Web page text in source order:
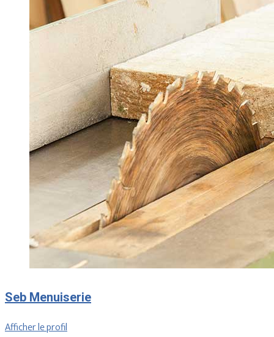
Seb Menuiserie
Afficher le profil